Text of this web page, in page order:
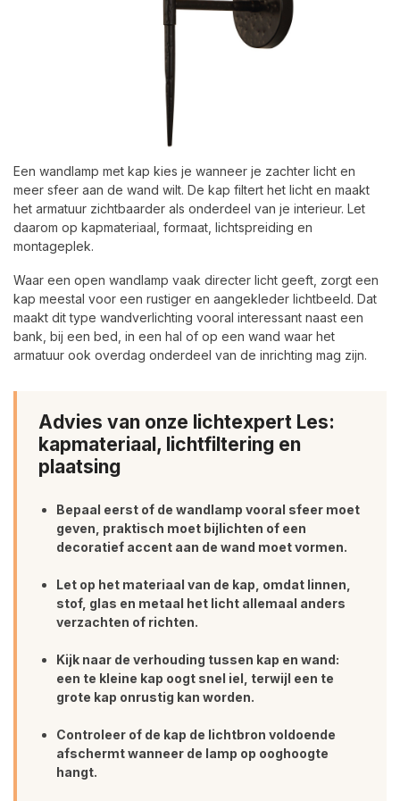
Een wandlamp met kap kies je wanneer je zachter licht en
meer sfeer aan de wand wilt. De kap filtert het licht en maakt
het armatuur zichtbaarder als onderdeel van je interieur. Let
daarom op kapmateriaal, formaat, lichtspreiding en
montageplek.
Waar een open wandlamp vaak directer licht geeft, zorgt een
kap meestal voor een rustiger en aangekleder lichtbeeld. Dat
maakt dit type wandverlichting vooral interessant naast een
bank, bij een bed, in een hal of op een wand waar het
armatuur ook overdag onderdeel van de inrichting mag zijn.
Advies van onze lichtexpert Les:
kapmateriaal, lichtfiltering en
plaatsing
Bepaal eerst of de wandlamp vooral sfeer moet
geven, praktisch moet bijlichten of een
decoratief accent aan de wand moet vormen.
Let op het materiaal van de kap, omdat linnen,
stof, glas en metaal het licht allemaal anders
verzachten of richten.
Kijk naar de verhouding tussen kap en wand:
een te kleine kap oogt snel iel, terwijl een te
grote kap onrustig kan worden.
Controleer of de kap de lichtbron voldoende
afschermt wanneer de lamp op ooghoogte
hangt.